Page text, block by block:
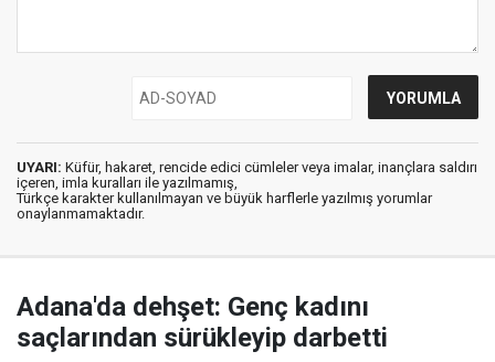
UYARI: Küfür, hakaret, rencide edici cümleler veya imalar, inançlara saldırı
içeren, imla kuralları ile yazılmamış,
Türkçe karakter kullanılmayan ve büyük harflerle yazılmış yorumlar
onaylanmamaktadır.
Adana'da dehşet: Genç kadını
saçlarından sürükleyip darbetti